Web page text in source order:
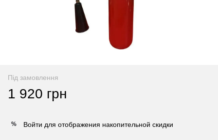
Під замовлення
1 920 грн
% Войти для отображения накопительной скидки